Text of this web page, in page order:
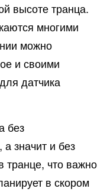
высоте транца.
многими
можно
и своими
датчика
без
значит и без
транце, что важно
в скором